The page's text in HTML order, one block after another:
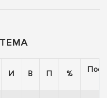
И В П %